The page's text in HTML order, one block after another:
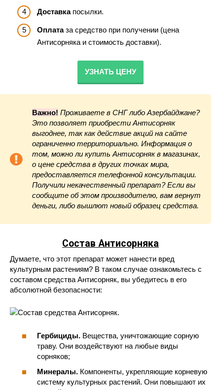
Доставкапосылки.
Оплатаза средство при получении (цена
Антисорняка и стоимость доставки).
УЗНАТЬ ЦЕНУ
Важно! Проживаете в СНГ либо Азербайджане?
Это позволяет приобрести Антисорняк
выгоднее, так как действие акций на сайте
ограниченно территориально. Информация о
том, можно ли купить Антисорнякв магазинах,
о цене средства в других точках мира,
предоставляется телефонной консультации.
Получили некачественный препарат? Если вы
сообщите об этом производителю, вам вернут
деньги, либо вышлют новый образец средства.
Состав Антисорняка
Думаете, что этот препарат может нанести вред
культурным растениям? В таком случае ознакомьтесь с
составом средства Антисорняк, вы убедитесь в его
абсолютной безопасности:
Гербициды. Вещества, уничтожающие сорную
траву. Они воздействуют на любые виды
сорняков;
Минералы. Компоненты, укрепляющие корневую
систему культурных растений. Они повышают их